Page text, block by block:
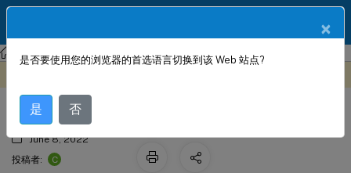
Citrix SD-WAN Citrix SD-WAN 11.2
发行说明
June 8, 2022
投稿者:
C
×
是否要使用您的浏览器的首选语言切换到该 Web 站点?
是 否